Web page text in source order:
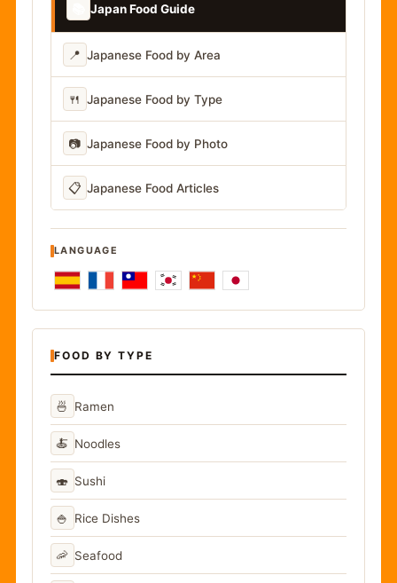
Japan Food Guide
📍 Japanese Food by Area
🍴 Japanese Food by Type
📷 Japanese Food by Photo
📋 Japanese Food Articles
LANGUAGE
FOOD BY TYPE
🍜 Ramen
🍝 Noodles
🍣 Sushi
🍚 Rice Dishes
🦐 Seafood